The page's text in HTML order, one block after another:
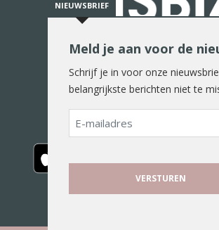
De reiswereld in woord en
NIEUWSBRIEF
Meld je aan voor de
Schrijf je in voor onze
belangrijkste berichten niet te
E-
mailadres